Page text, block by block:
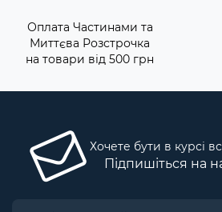
Оплата Частинами та
Миттєва Розстрочка
на товари від 500 грн
Хочете бути в курсі
Підпишіться на